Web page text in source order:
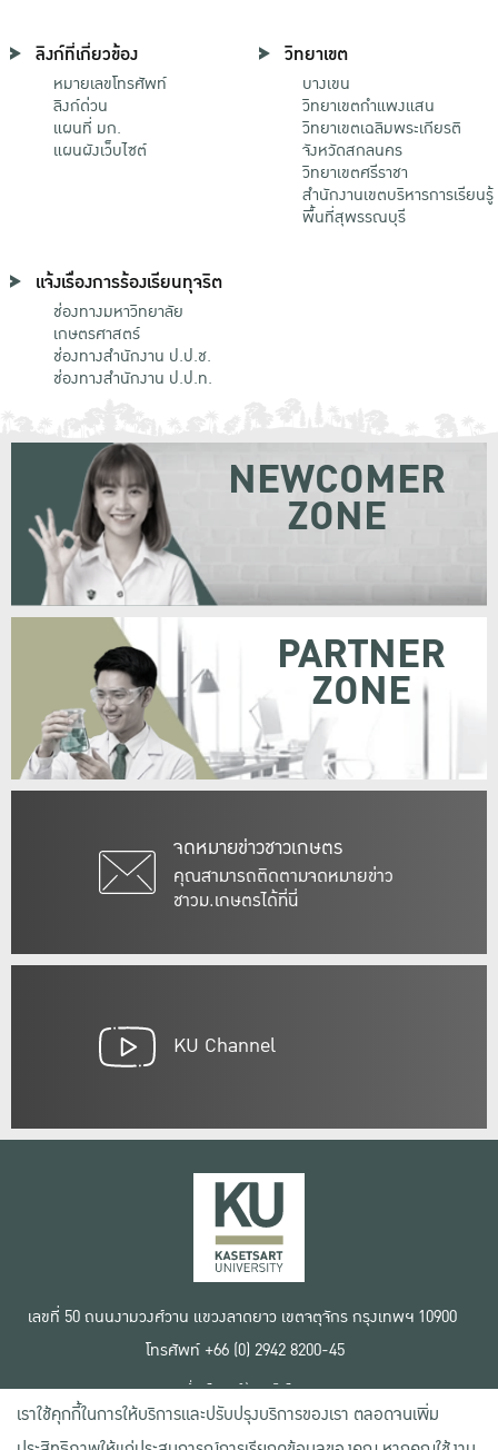
ลิงก์ที่เกี่ยวข้อง
หมายเลขโทรศัพท์
ลิงก์ด่วน
แผนที่ มก.
แผนผังเว็บไซต์
วิทยาเขต
บางเขน
วิทยาเขตกําแพงแสน
วิทยาเขตเฉลิมพระเกียรติ
จังหวัดสกลนคร
วิทยาเขตศรีราชา
สำนักงานเขตบริหารการเรียนรู้
พื้นที่สุพรรณบุรี
แจ้งเรื่องการร้องเรียนทุจริต
ช่องทางมหาวิทยาลัย
เกษตรศาสตร์
ช่องทางสำนักงาน ป.ป.ช.
ช่องทางสำนักงาน ป.ป.ท.
จดหมายข่าวชาวเกษตร
คุณสามารถติดตามจดหมายข่าว
ชาวม.เกษตรได้ที่นี่
NEWCOMER
ZONE
PARTNER
ZONE
KU Channel
เลขที่ 50 ถนนงามวงศ์วาน แขวงลาดยาว เขตจตุจักร กรุงเทพฯ 10900
โทรศัพท์ +66 (0) 2942 8200-45
เงื่อนไขการใช้งานเว็บไซต์
ข้อตกลงด้านสิทธิ์ใช้งาน
นโยบายความเป็นส่วนตัว
เราใช้คุกกี้ในการให้บริการและปรับปรุงบริการของเรา ตลอดจนเพิ่ม